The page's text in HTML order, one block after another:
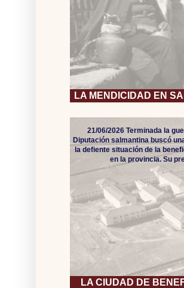
LA MENDICIDAD EN
LA CIUDAD DE
21/06/2026 Terminada la
Diputación salmantina buscó
la defiente situación de la
en la provincia. Su